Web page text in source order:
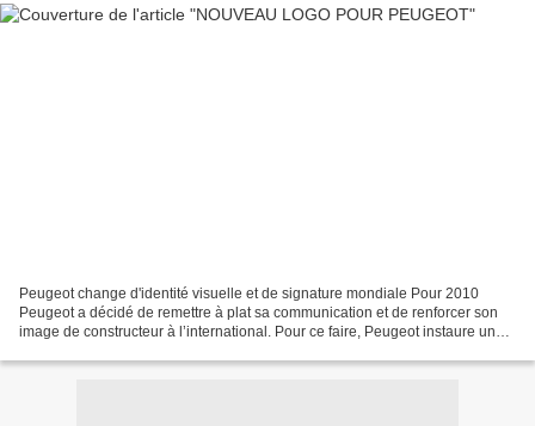
Peugeot change d'identité visuelle et de signature mondiale Pour 2010
Peugeot a décidé de remettre à plat sa communication et de renforcer son
image de constructeur à l’international. Pour ce faire, Peugeot instaure une